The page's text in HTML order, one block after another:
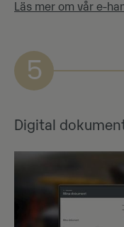
Läs mer om vår e-
5
Digital